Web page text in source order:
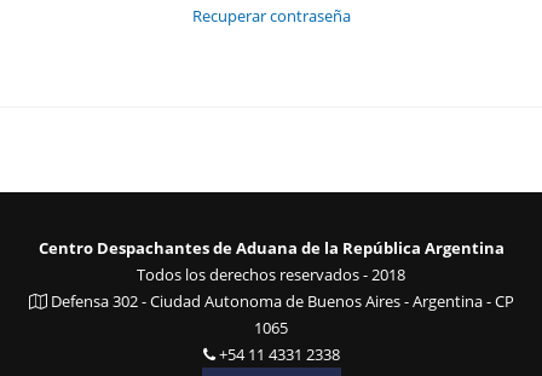
Recuperar contraseña
Centro Despachantes de Aduana de la República Argentina
Todos los derechos reservados - 2018
Defensa 302 - Ciudad Autonoma de Buenos Aires - Argentina - CP
1065
+54 11 4331 2338